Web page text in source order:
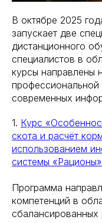
В октябре 2025
запускает две
дистанционного
специалистов в
курсы направлены
профессиональной
современных
1. Курс
скота и расчёт
использованием
системы «Рационы»
Программа
компетенций в
сбалансированных